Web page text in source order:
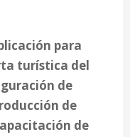
para
turística del
de
de
de